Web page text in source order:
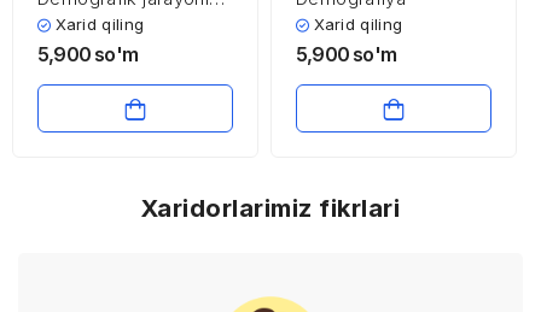
va ijtimoiy – iqtisodiy
muammolar O`rta
materiallari asosida
Xarid qiling
5,900 so'm
Xarid qiling
5,900 so'm
Xaridorlarimiz fikrlari